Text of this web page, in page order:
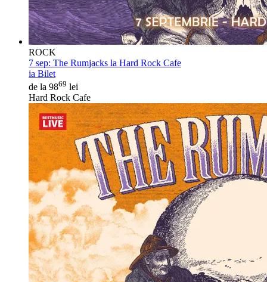
ROCK
7 sep: The Rumjacks la Hard Rock Cafe
ia Bilet
de la 9869 lei
Hard Rock Cafe